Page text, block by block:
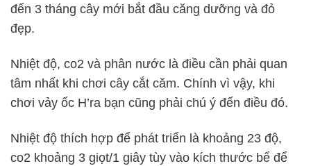
đến 3 tháng cây mới bắt đầu căng dưỡng và đỏ
đẹp.
Nhiệt độ, co2 và phân nước là điều cần phải quan
tâm nhất khi chơi cây cắt căm. Chính vì vậy, khi
chơi vảy ốc H’ra bạn cũng phải chú ý đến điều đó.
Nhiệt độ thích hợp để phát triển là khoảng 23 độ,
co2 khoảng 3 giọt/1 giây tùy vào kích thước bể để